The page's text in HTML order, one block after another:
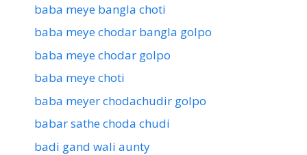
baba meye bangla choti
baba meye chodar bangla golpo
baba meye chodar golpo
baba meye choti
baba meyer chodachudir golpo
babar sathe choda chudi
badi gand wali aunty